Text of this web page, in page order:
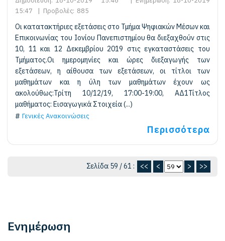
15:47
| Προβολές: 885
Οι κατατακτήριες εξετάσεις στο Τμήμα Ψηφιακών Μέσων και
Επικοινωνίας του Ιονίου Πανεπιστημίου θα διεξαχθούν στις
10, 11 και 12 Δεκεμβρίου 2019 στις εγκαταστάσεις του
Τμήματος.Οι ημερομηνίες και ώρες διεξαγωγής των
εξετάσεων, η αίθουσα των εξετάσεων, οι τίτλοι των
μαθημάτων και η ύλη των μαθημάτων έχουν ως
ακολούθως:Τρίτη 10/12/19, 17:00-19:00, ΑΔ1Τίτλος
μαθήματος: Εισαγωγικά Στοιχεία (...)
Γενικές Ανακοινώσεις
Περισσότερα
Σελίδα 59 / 61 : << < > >>
Ενημέρωση